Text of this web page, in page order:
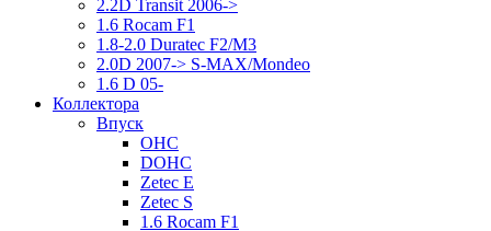
2.2D Transit 2006->
1.6 Rocam F1
1.8-2.0 Duratec F2/M3
2.0D 2007-> S-MAX/Mondeo
1.6 D 05-
Коллектора
Впуск
OHC
DOHC
Zetec E
Zetec S
1.6 Rocam F1